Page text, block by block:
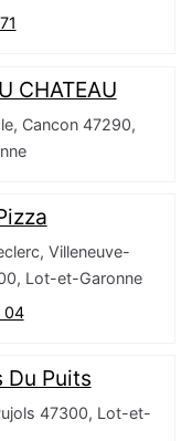
CHATEAU
Cancon 47290,
Villeneuve-
Lot-et-Garonne
04
Du Puits
47300, Lot-et-